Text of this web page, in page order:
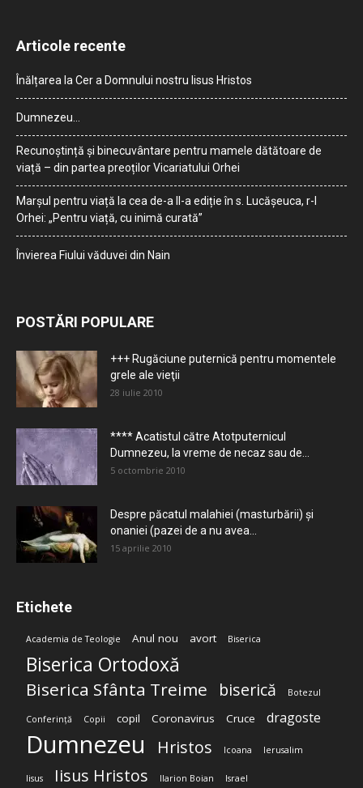
Articole recente
Înălțarea la Cer a Domnului nostru Iisus Hristos
Dumnezeu…
Recunoștință și binecuvântare pentru mamele dătătoare de
viață – din partea preoților Vicariatului Orhei
Marșul pentru viață la cea de-a II-a ediție în s. Lucășeuca, r-l
Orhei: „Pentru viață, cu inimă curată”
Învierea Fiului văduvei din Nain
POSTĂRI POPULARE
+++ Rugăciune puternică pentru momentele
grele ale vieţii
28 iulie 2010
**** Acatistul către Atotputernicul
Dumnezeu, la vreme de necaz sau de...
5 octombrie 2010
Despre păcatul malahiei (masturbării) şi
onaniei (pazei de a nu avea...
15 aprilie 2010
Etichete
Academia de Teologie Anul nou avort Biserica
Biserica Ortodoxă
Biserica Sfânta Treime biserică Botezul
Conferință Copii copil Coronavirus Cruce dragoste
Dumnezeu Hristos Icoana Ierusalim
Iisus Iisus Hristos Ilarion Boian Israel